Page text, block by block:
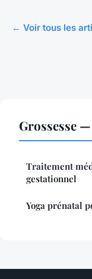
← Voir tous les
Grossesse
Traitement
gestationnel
Yoga prénatal